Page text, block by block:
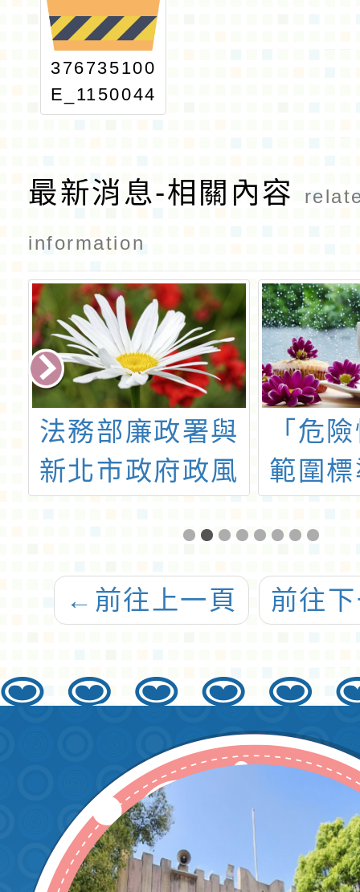
376735100
E_1150044
588_ATTA
最新消息-相關內容
information
法務部廉政署與
新北市政府政風
護誠之寶」
PaGamO線上遊
戲
「危
範圍
← 前往上一頁 前往